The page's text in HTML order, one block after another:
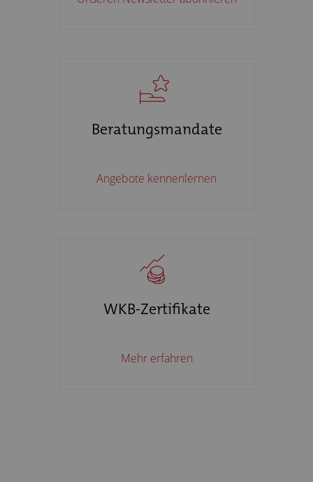
Beratungsmandate
Angebote kennenlernen
WKB-Zertifikate
Mehr erfahren